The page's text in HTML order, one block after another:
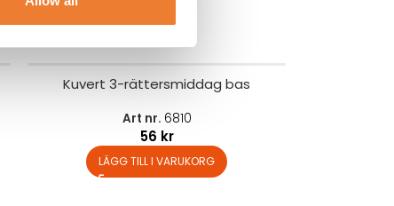
Kuvert 3-rättersmiddag bas
Art nr. 6810
56 kr
LÄGG TILL I VARUKORG